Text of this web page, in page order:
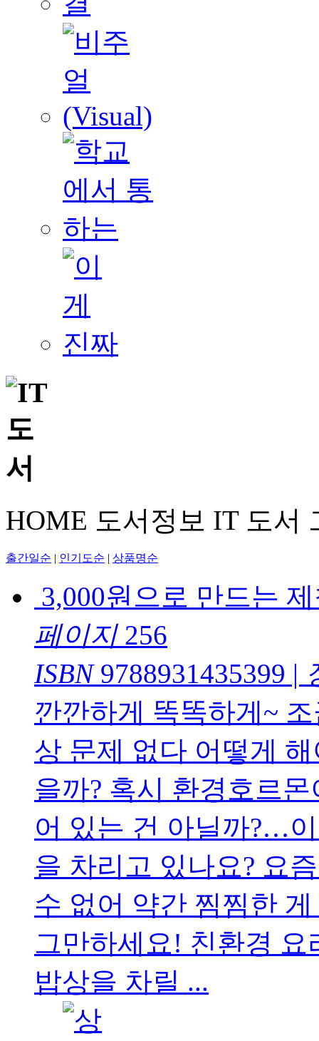
HOME 도서정보 IT 도서
출간일순 | 인기도순 | 상품명순
3,000원으로 만드는
페이지256
ISBN9788931435399 |
깐깐하게 똑똑하게~
상 문제 없다 어떻게
을까? 혹시 환경호르
어 있는 건 아닐까?…
을 차리고 있나요? 요
수 없어 약간 찜찜한
그만하세요! 친환경
밥상을 차릴 ...